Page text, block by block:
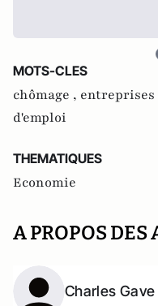
MOTS-CLES
chômage , entreprises
d'emploi
THEMATIQUES
Economie
A PROPOS DES
Charles Gave